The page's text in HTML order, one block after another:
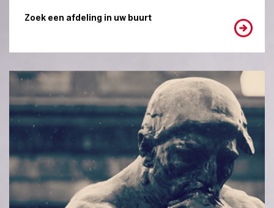
Zoek een afdeling in uw buurt